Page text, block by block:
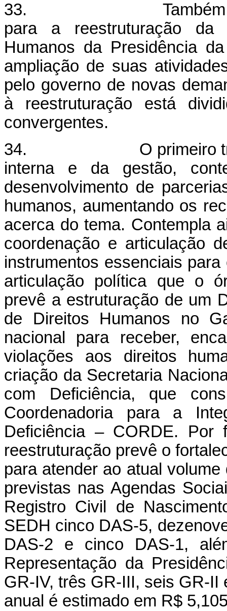
33. Também serão
para a reestruturação da
Humanos da Presidência
ampliação de suas
pelo governo de novas
à reestruturação está
convergentes.
34. O primeiro trata do
interna e da gestão,
desenvolvimento de
humanos, aumentando os
acerca do tema. Contempla
coordenação e articulação
instrumentos essenciais
articulação política que o
prevê a estruturação de um
de Direitos Humanos no
nacional para receber,
violações aos direitos
criação da Secretaria
com Deficiência, que
Coordenadoria para a
Deficiência – CORDE.
reestruturação prevê o
para atender ao atual
previstas nas Agendas
Registro Civil de
SEDH cinco DAS-5,
DAS-2 e cinco DAS-1,
Representação da
GR-IV, três GR-III, seis GR-
anual é estimado em R$